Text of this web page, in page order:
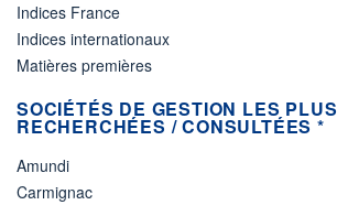
Indices France
Indices internationaux
Matières premières
SOCIÉTÉS DE GESTION LES PLUS
RECHERCHÉES / CONSULTÉES *
Amundi
Carmignac